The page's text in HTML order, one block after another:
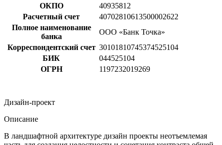
ОКПО
40935812
Расчетный счет
40702810613500002622
Полное наименование
банка
ООО «Банк Точка»
Корреспондентский счет 30101810745374525104
БИК
044525104
ОГРН
1197232019269
Дизайн-проект
Описание
В ландшафтной архитектуре дизайн проекты неотъемлемая